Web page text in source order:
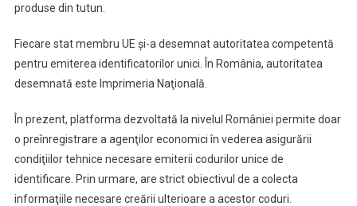
produse din tutun.
Fiecare stat membru UE şi-a desemnat autoritatea competentă
pentru emiterea identificatorilor unici. În România, autoritatea
desemnată este Imprimeria Naţională.
În prezent, platforma dezvoltată la nivelul României permite doar
o preînregistrare a agenţilor economici în vederea asigurării
condiţiilor tehnice necesare emiterii codurilor unice de
identificare. Prin urmare, are strict obiectivul de a colecta
informaţiile necesare creării ulterioare a acestor coduri.